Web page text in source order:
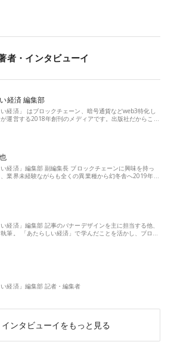
者・インタビューイ
経済 編集部
い経済」 はブロックチェーン、暗号通貨などweb3特化し
運営する2018年創刊のメディアです。出版社だからこ…
い経済」編集部 副編集長 ブロックチェーンに興味を持っ
業界未経験ながらも全くの異業種から幻冬舎へ2019年…
い経済」編集部 記事のバナーデザインを主に担当する他、
筆。 「あたらしい経済」で学んだことを活かし、ブロ…
い経済」編集部 記者・編集者
ンタビューイをもっと見る